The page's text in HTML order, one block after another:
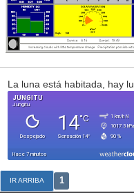
La luna está habitada, hay
IR ARRIBA 1